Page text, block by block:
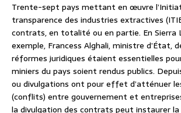
Trente-sept pays mettant en œuvre
transparence des industries extractives
contrats, en totalité ou en partie. En Sierra
exemple, Francess Alghali, ministre d’État,
réformes juridiques étaient essentielles
miniers du pays soient rendus publics.
ou divulgations ont pour effet d’atténuer
(conflits) entre gouvernement et
la divulgation des contrats peut instaurer